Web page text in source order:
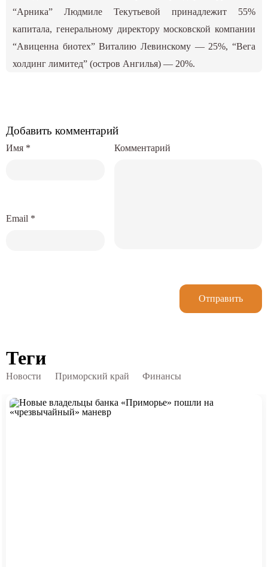
“Арника” Людмиле Текутьевой принадлежит 55%
капитала, генеральному директору московской компании
“Авиценна биотех” Виталию Левинскому — 25%, “Вега
холдинг лимитед” (остров Ангилья) — 20%.
Добавить комментарий
Комментарий
Имя *
Email *
Отправить
Теги
Новости Приморский край Финансы